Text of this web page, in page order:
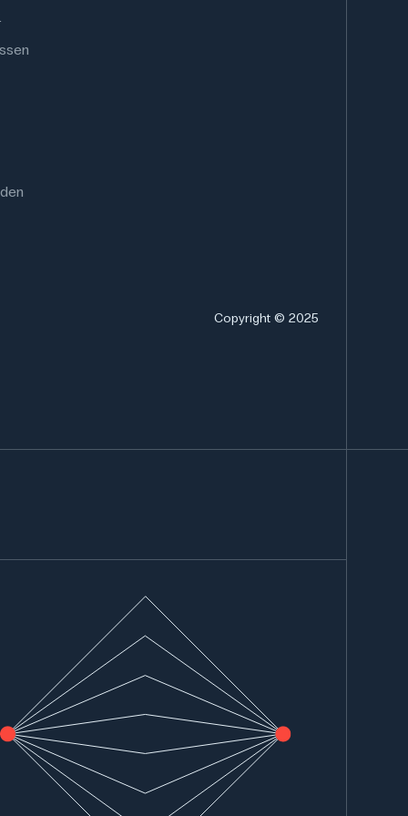
Copyright © 2025